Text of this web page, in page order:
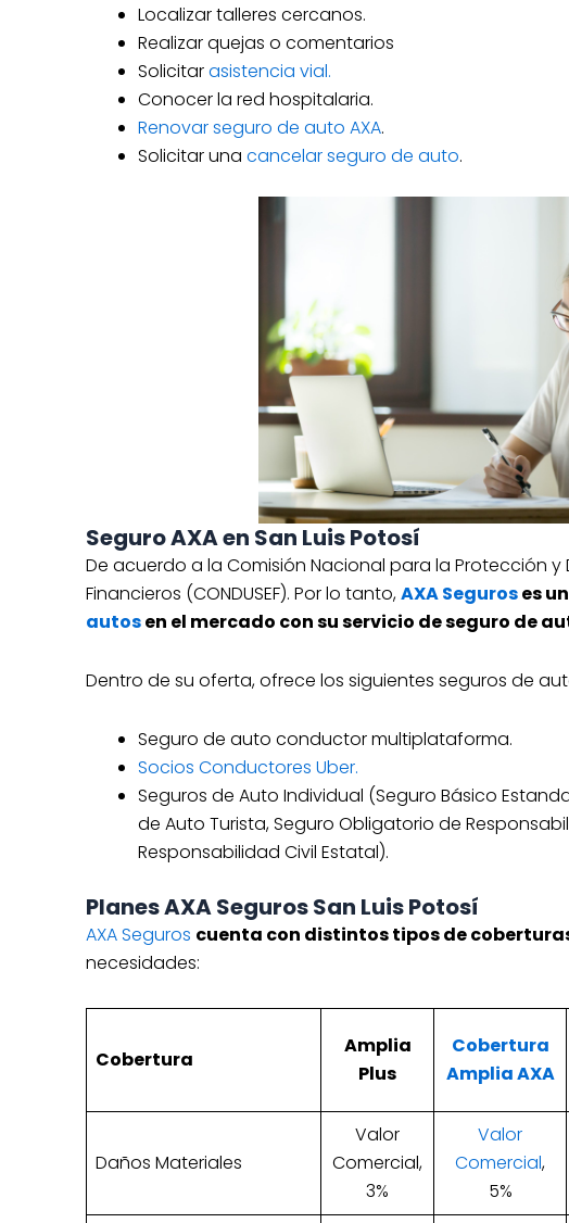
Localizar talleres cercanos.
Realizar quejas o comentarios
Solicitarasistencia vial.
Conocer la red hospitalaria.
Renovar seguro de auto AXA.
Solicitar una cancelar seguro de auto.
Seguro AXA en San Luis Potosí
De acuerdo a la Comisión Nacional para la Protección y
Financieros (CONDUSEF). Por lo tanto,AXA Seguroses
autosen el mercado con su servicio de seguro de
Dentro de su oferta, ofrece los siguientes seguros de
Seguro de auto conductor multiplataforma.
Socios Conductores Uber.
Seguros de Auto Individual (Seguro Básico
de Auto Turista, Seguro Obligatorio de
Responsabilidad Civil Estatal).
Planes AXA Seguros San Luis Potosí
AXA Seguros cuenta con distintos tipos de
necesidades:
Cobertura
Amplia
Plus
Cobertura
Amplia AXA
Daños Materiales
Valor
Comercial,
3%
Valor
Comercial,
5%